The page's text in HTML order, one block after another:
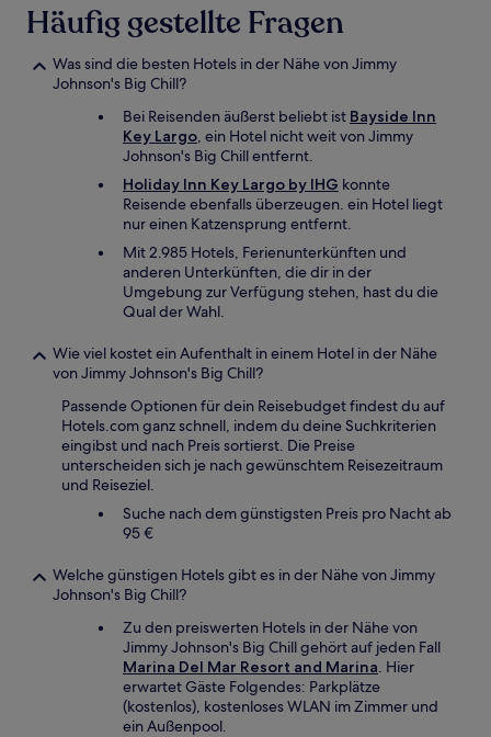
Häufig gestellte Fragen
Was sind die besten Hotels in der Nähe von Jimmy
Johnson's Big Chill?
Bei Reisenden äußerst beliebt ist Bayside Inn
Key Largo, ein Hotel nicht weit von Jimmy
Johnson's Big Chill entfernt.
Holiday Inn Key Largo by IHG konnte
Reisende ebenfalls überzeugen. ein Hotel liegt
nur einen Katzensprung entfernt.
Mit 2.985 Hotels, Ferienunterkünften und
anderen Unterkünften, die dir in der
Umgebung zur Verfügung stehen, hast du die
Qual der Wahl.
Wie viel kostet ein Aufenthalt in einem Hotel in der Nähe
von Jimmy Johnson's Big Chill?
Passende Optionen für dein Reisebudget findest du auf
Hotels.com ganz schnell, indem du deine Suchkriterien
eingibst und nach Preis sortierst. Die Preise
unterscheiden sich je nach gewünschtem Reisezeitraum
und Reiseziel.
Suche nach dem günstigsten Preis pro Nacht ab
95 €
Welche günstigen Hotels gibt es in der Nähe von Jimmy
Johnson's Big Chill?
Zu den preiswerten Hotels in der Nähe von
Jimmy Johnson's Big Chill gehört auf jeden Fall
Marina Del Mar Resort and Marina. Hier
erwartet Gäste Folgendes: Parkplätze
(kostenlos), kostenloses WLAN im Zimmer und
ein Außenpool.